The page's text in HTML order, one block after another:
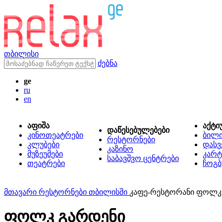
თბილისი
ძებნა
ge
ru
en
აფიშა
კინოთეატრები
კლუბები
მუზეუმები
თეატრები
დაწესებულებები
რესტორნები
კაზინო
საბავშვო ცენტრები
მთავარი რესტორნები თბილისში კაფე-რესტორანი ფოლკ
ფოლკ გარდენი